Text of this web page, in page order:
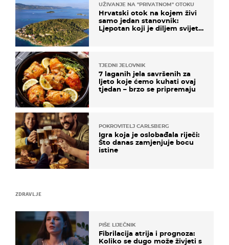
ZDRAVLJE
PIŠE LIJEČNIK
Fibrilacija atrija i prognoza:
Koliko se dugo može živjeti s
UŽIVANJE NA "PRIVATNOM" OTOKU
Hrvatski otok na kojem živi
samo jedan stanovnik:
Ljepotan koji je diljem svijeta
TJEDNI JELOVNIK
7 laganih jela savršenih za
ljeto koje ćemo kuhati ovaj
tjedan – brzo se pripremaju
POKROVITELJ CARLSBERG
Igra koja je oslobađala riječi:
Što danas zamjenjuje bocu
istine